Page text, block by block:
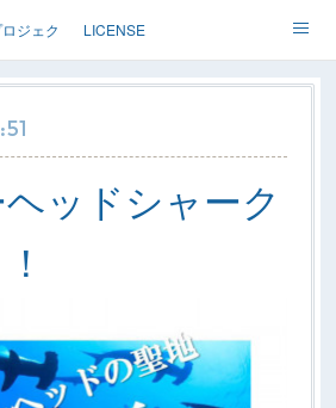
ジェクト LICENSE
テップアップ ツアー情報
ッドシャーク